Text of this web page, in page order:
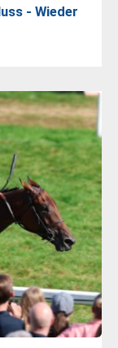
- Wieder